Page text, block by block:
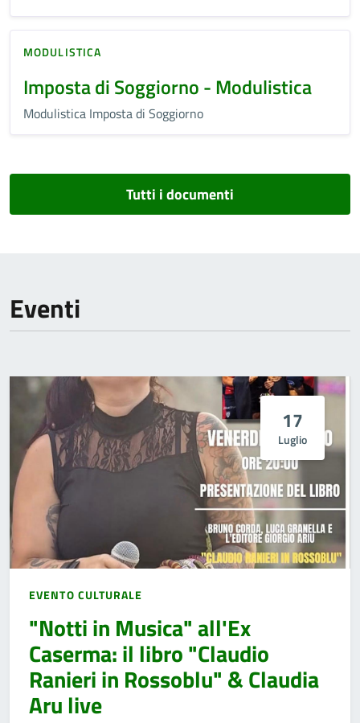
MODULISTICA
Imposta di Soggiorno - Modulistica
Modulistica Imposta di Soggiorno
Tutti i documenti
Eventi
17
Luglio
EVENTO CULTURALE
"Notti in Musica" all'Ex
Caserma: il libro "Claudio
Ranieri in Rossoblu" & Claudia
Aru live